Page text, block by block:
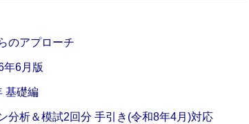
のアプローチ
年6月版
基礎編
分析＆模試2回分 手引き(令和8年4月)対応